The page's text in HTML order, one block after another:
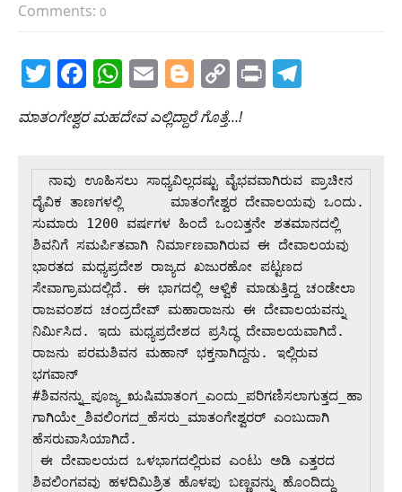
Comments: 0
T
w
itt
er
F
a
c
e
b
o
o
k
W
h
at
s
A
p
p
E
m
ai
l
Bl
o
g
g
er
C
o
p
y
Li
n
k
Pr
gr
a
m
ಮಾತಂಗೇಶ್ವರ ಮಹದೇವ ಎಲ್ಲಿದ್ದಾರೆ ಗೊತ್ತೆ…!
ದೈವಿಕ ತಾಣಗಳಲ್ಲಿ      ಮಾತಂಗೇಶ್ವರ ದೇವಾಲಯವು ಒಂದು.
ಸುಮಾರು 1200 ವರ್ಷಗಳ ಹಿಂದೆ ಒಂಬತ್ತನೇ ಶತಮಾನದಲ್ಲಿ
ಶಿವನಿಗೆ ಸಮರ್ಪಿತವಾಗಿ ನಿರ್ಮಾಣವಾಗಿರುವ ಈ ದೇವಾಲಯವು
ಭಾರತದ ಮಧ್ಯಪ್ರದೇಶ ರಾಜ್ಯದ ಖಜುರಹೋ ಪಟ್ಟಣದ
ಸೇವಾಗ್ರಾಮದಲ್ಲಿದೆ. ಈ ಭಾಗದಲ್ಲಿ ಆಳ್ವಿಕೆ ಮಾಡುತ್ತಿದ್ದ ಚಂಡೇಲಾ
ರಾಜವಂಶದ ಚಂದ್ರದೇವ್ ಮಹಾರಾಜನು ಈ ದೇವಾಲಯವನ್ನು
ನಿರ್ಮಿಸಿದ. ಇದು ಮಧ್ಯಪ್ರದೇಶದ ಪ್ರಸಿದ್ಧ ದೇವಾಲಯವಾಗಿದೆ.
ರಾಜನು ಪರಮಶಿವನ ಮಹಾನ್ ಭಕ್ತನಾಗಿದ್ದನು. ಇಲ್ಲಿರುವ
ಭಗವಾನ್
#ಶಿವನನ್ನು_ಪೂಜ್ಯ_ಋಷಿಮಾತಂಗ_ಎಂದು_ಪರಿಗಣಿಸಲಾಗುತ್ತದ_ಹಾ
ಗಾಗಿಯೇ_ಶಿವಲಿಂಗದ_ಹೆಸರು_ಮಾತಂಗೇಶ್ವರರ್ ಎಂಬುದಾಗಿ
ಹೆಸರುವಾಸಿಯಾಗಿದೆ.
ಶಿವಲಿಂಗವವು ಹಳದಿಮಿಶ್ರಿತ ಹೊಳಪು ಬಣ್ಣವನ್ನು ಹೊಂದಿದ್ದು